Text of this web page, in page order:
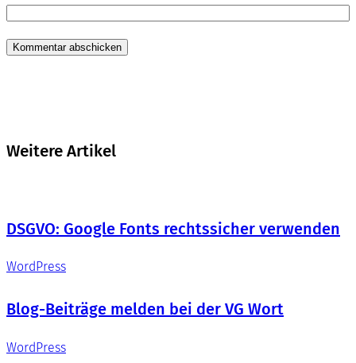
Weitere Artikel
DSGVO: Google Fonts rechtssicher verwenden
WordPress
Blog-Beiträge melden bei der VG Wort
WordPress